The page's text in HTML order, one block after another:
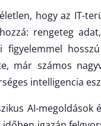
hogy az IT-
rengeteg
figyelemmel
már számos
intelligencia
AI-